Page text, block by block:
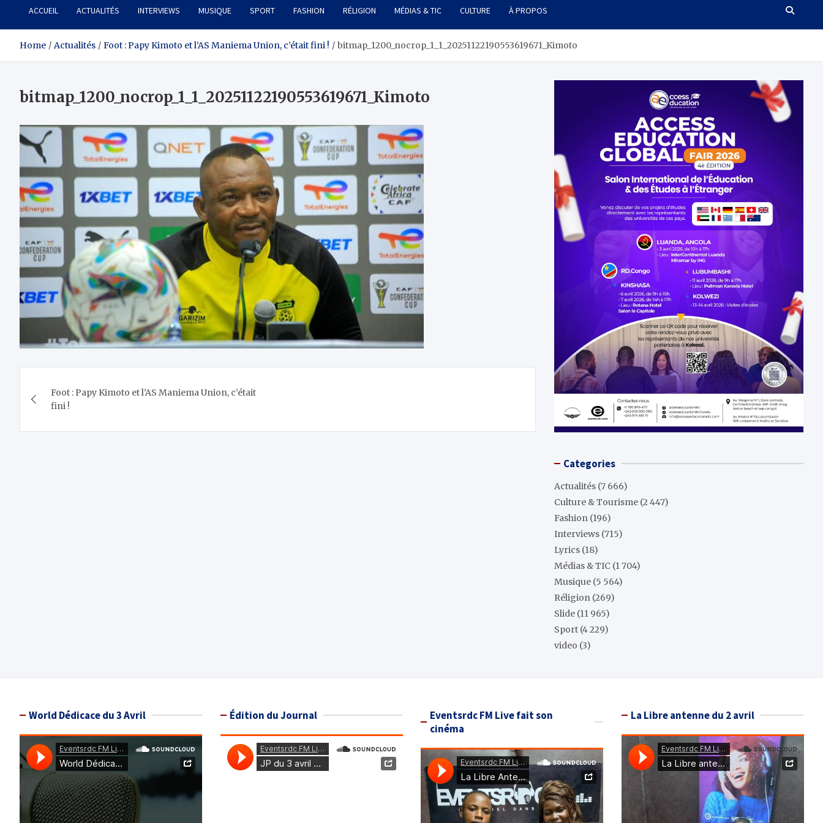
ACCUEIL ACTUALITÉS INTERVIEWS MUSIQUE SPORT FASHION RÉLIGION MÉDIAS & TIC CULTURE À PROPOS
Home Actualités Foot : Papy Kimoto et l’AS Maniema Union, c’était fini ! bitmap_1200_nocrop_1_1_20251122190553619671_Kimoto
bitmap_1200_nocrop_1_1_20251122190553619671_Kimoto
de
l’article
Foot : Papy Kimoto et l’AS Maniema Union, c’était
fini !
Categories
Actualités (7 666)
Culture & Tourisme (2 447)
Fashion (196)
Interviews (715)
Lyrics (18)
Médias & TIC (1 704)
Musique (5 564)
Réligion (269)
Slide (11 965)
Sport (4 229)
video (3)
World Dédicace du 3 Avril Édition du Journal
Eventsrdc FM Live fait son
cinéma
La Libre antenne du 2 avril